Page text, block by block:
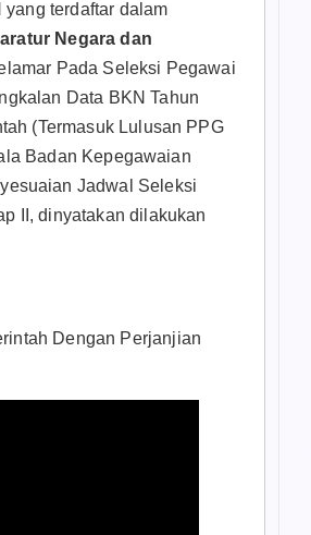
terdaftar dalam
Negara dan
Pada Seleksi Pegawai
Data BKN Tahun
(Termasuk Lulusan PPG
Badan Kepegawaian
Jadwal Seleksi
II, dinyatakan dilakukan
Dengan Perjanjian